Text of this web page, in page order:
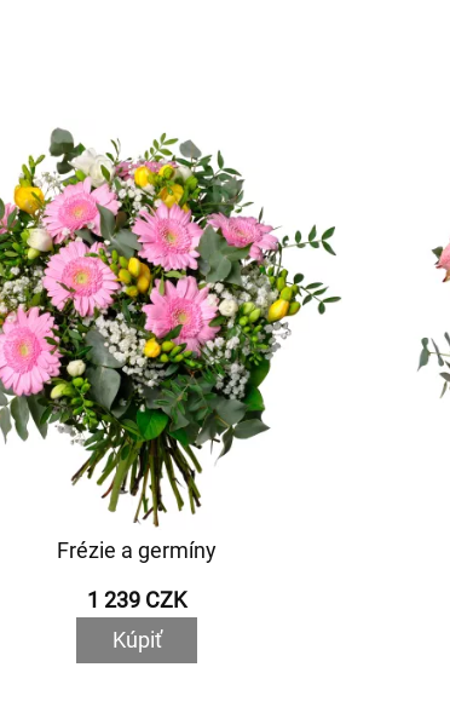
Frézie a germíny
1 239 CZK
Kúpiť